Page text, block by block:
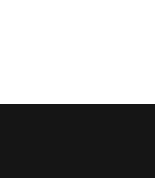
беззаботным. Обращайтесь к нам за